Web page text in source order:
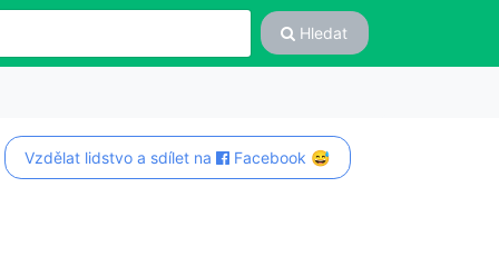
Hledat
Vzdělat lidstvo a sdílet na Facebook 😅